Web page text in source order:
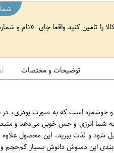
را تامین کنید واقعا جای
نام و
توضیحات و مختصات
شما انرژی و حس خوبی می‌دهد و
شود و لذت ببرید. این محصول
این دمنوش دانوش بسیار کم‌حجم